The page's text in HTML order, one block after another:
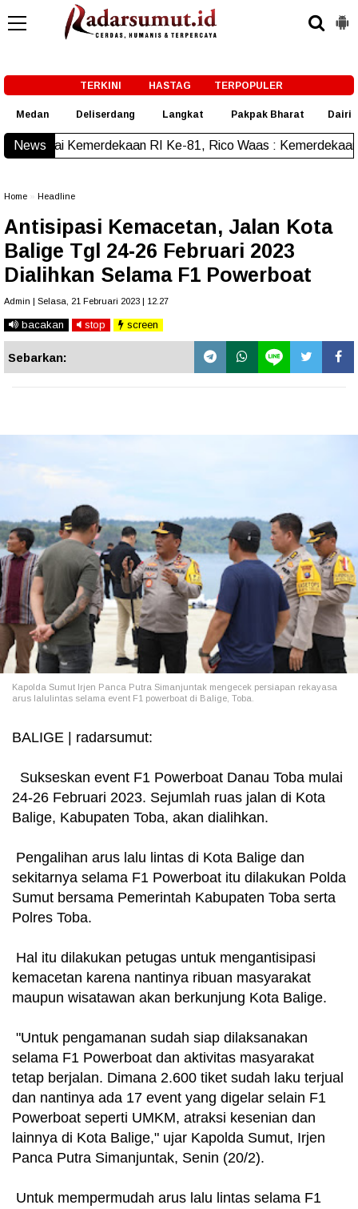
TERKINI HASTAG TERPOPULER
Medan Deliserdang Langkat Pakpak Bharat Dairi
NewsRI Ke-81, Rico Waas : Kemerdekaan Harus Dirasakan
Home Headline
Antisipasi Kemacetan, Jalan Kota
Balige Tgl 24-26 Februari 2023
Dialihkan Selama F1 Powerboat
Admin | Selasa, 21 Februari 2023 | 12.27
bacakan stop screen
Sebarkan:
Kapolda Sumut Irjen Panca Putra Simanjuntak mengecek persiapan rekayasa
arus lalulintas selama event F1 powerboat di Balige, Toba.
BALIGE | radarsumut:
Sukseskan event F1 Powerboat Danau Toba mulai
24-26 Februari 2023. Sejumlah ruas jalan di Kota
Balige, Kabupaten Toba, akan dialihkan.
Pengalihan arus lalu lintas di Kota Balige dan
sekitarnya selama F1 Powerboat itu dilakukan Polda
Sumut bersama Pemerintah Kabupaten Toba serta
Polres Toba.
Hal itu dilakukan petugas untuk mengantisipasi
kemacetan karena nantinya ribuan masyarakat
maupun wisatawan akan berkunjung Kota Balige.
"Untuk pengamanan sudah siap dilaksanakan
selama F1 Powerboat dan aktivitas masyarakat
tetap berjalan. Dimana 2.600 tiket sudah laku terjual
dan nantinya ada 17 event yang digelar selain F1
Powerboat seperti UMKM, atraksi kesenian dan
lainnya di Kota Balige," ujar Kapolda Sumut, Irjen
Panca Putra Simanjuntak, Senin (20/2).
Untuk mempermudah arus lalu lintas selama F1